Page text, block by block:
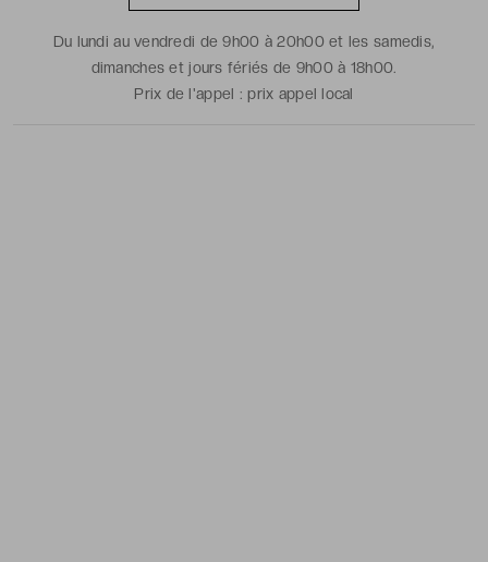
Du lundi au vendredi de 9h00 à 20h00 et les samedis,
dimanches et jours fériés de 9h00 à 18h00.
Prix de l'appel :prix appel local